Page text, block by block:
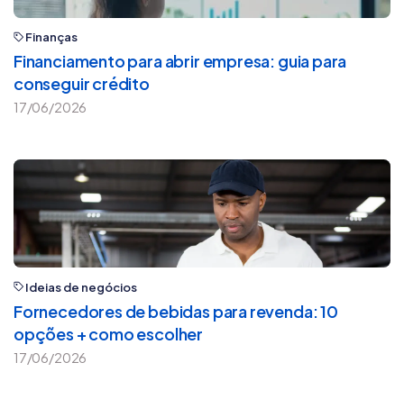
Finanças
Financiamento para abrir empresa: guia para
conseguir crédito
17/06/2026
Ideias de negócios
Fornecedores de bebidas para revenda: 10
opções + como escolher
17/06/2026